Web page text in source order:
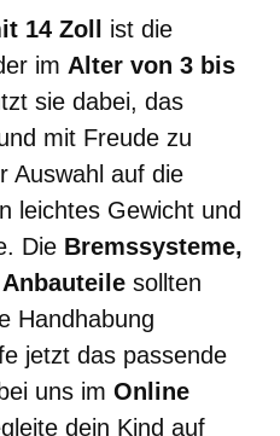
14 Zoll
ist die
im Alter von 3 bis
sie dabei, das
mit Freude zu
Auswahl auf die
leichtes Gewicht und
Die Bremssysteme,
sollten
Handhabung
jetzt das passende
uns im Online
dein Kind auf